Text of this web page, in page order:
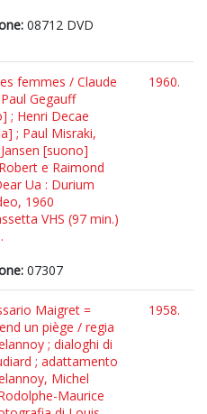
08712 DVD
femmes / Claude
Gegauff
; Henri Decae
; Paul Misraki,
[suono]
e Raimond
Ua : Durium
1960
VHS (97 min.)
07307
1960.
Maigret =
un piège / regia
; dialoghi di
; adattamento
Michel
Maurice
1958.